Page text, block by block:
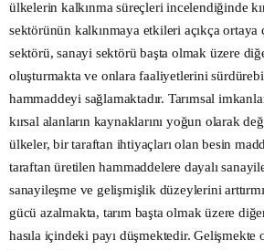
ülkelerin kalkınma süreçleri incelendiğinde
sektörünün kalkınmaya etkileri açıkça ortaya
sektörü, sanayi sektörü başta olmak üzere
oluşturmakta ve onlara faaliyetlerini
hammaddeyi sağlamaktadır. Tarımsal
kırsal alanların kaynaklarını yoğun olarak
ülkeler, bir taraftan ihtiyaçları olan besin
taraftan üretilen hammaddelere dayalı
sanayileşme ve gelişmişlik düzeylerini
gücü azalmakta, tarım başta olmak üzere
hasıla içindeki payı düşmektedir. Gelişmekte